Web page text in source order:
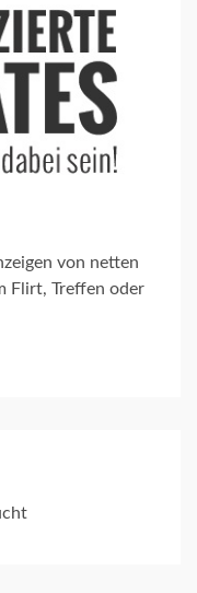
von netten
Flirt, Treffen oder